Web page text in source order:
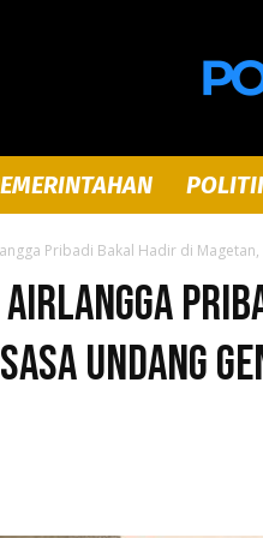
Pribadi Bakal Hadir di Magetan,
Airlangga
Undang